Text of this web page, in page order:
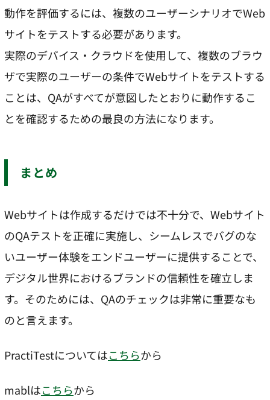
動作を評価するには、複数のユーザーシナリオでWeb
サイトをテストする必要があります。
実際のデバイス・クラウドを使用して、複数のブラウ
ザで実際のユーザーの条件でWebサイトをテストする
ことは、QAがすべてが意図したとおりに動作するこ
とを確認するための最良の方法になります。
まとめ
Webサイトは作成するだけでは不十分で、Webサイト
のQAテストを正確に実施し、シームレスでバグのな
いユーザー体験をエンドユーザーに提供することで、
デジタル世界におけるブランドの信頼性を確立しま
す。そのためには、QAのチェックは非常に重要なも
のと言えます。
PractiTestについてはこちらから
mablはこちらから